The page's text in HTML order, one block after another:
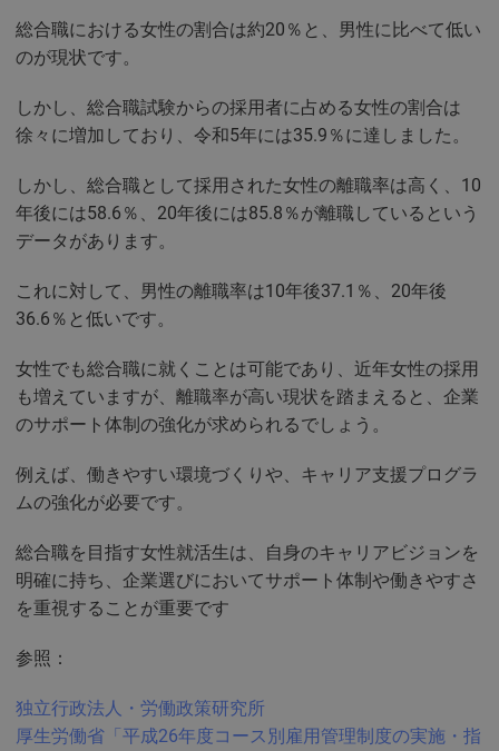
総合職における女性の割合は約20％と、男性に比べて低い
のが現状です。
しかし、総合職試験からの採用者に占める女性の割合は
徐々に増加しており、令和5年には35.9％に達しました。
しかし、総合職として採用された女性の離職率は高く、10
年後には58.6％、20年後には85.8％が離職しているという
データがあります。
これに対して、男性の離職率は10年後37.1％、20年後
36.6％と低いです。
女性でも総合職に就くことは可能であり、近年女性の採用
も増えていますが、離職率が高い現状を踏まえると、企業
のサポート体制の強化が求められるでしょう。
例えば、働きやすい環境づくりや、キャリア支援プログラ
ムの強化が必要です。
総合職を目指す女性就活生は、自身のキャリアビジョンを
明確に持ち、企業選びにおいてサポート体制や働きやすさ
を重視することが重要です
参照：
独立行政法人・労働政策研究所
厚生労働省「平成26年度コース別雇用管理制度の実施・指